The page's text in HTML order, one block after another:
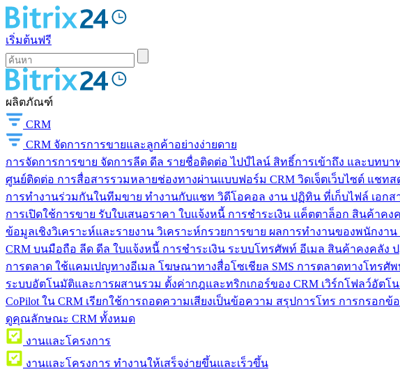
เริ่มต้นฟรี
ผลิตภัณฑ์
CRM
CRM จัดการการขายและลูกค้าอย่างง่ายดาย
การจัดการการขาย จัดการลีด ดีล รายชื่อติดต่อ ไปป์ไลน์ สิทธิ์การเข้าถึง และบทบา
ศูนย์ติดต่อ การสื่อสารรวมหลายช่องทางผ่านแบบฟอร์ม CRM วิดเจ็ตเว็บไซต์ แชทสด
การทำงานร่วมกันในทีมขาย ทำงานกับแชท วิดีโอคอล งาน ปฏิทิน ที่เก็บไฟล์ เอกส
การเปิดใช้การขาย รับใบเสนอราคา ใบแจ้งหนี้ การชำระเงิน แค็ตตาล็อก สินค้าคง
ข้อมูลเชิงวิเคราะห์และรายงาน วิเคราะห์กรวยการขาย ผลการทำงานของพนักงา
CRM บนมือถือ ลีด ดีล ใบแจ้งหนี้ การชำระเงิน ระบบโทรศัพท์ อีเมล สินค้าคงคลั
การตลาด ใช้แคมเปญทางอีเมล โฆษณาทางสื่อโซเชียล SMS การตลาดทางโทรศัพ
ระบบอัตโนมัติและการผสานรวม ตั้งค่ากฎและทริกเกอร์ของ CRM เวิร์กโฟลว์อัตโ
CoPilot ใน CRM เรียกใช้การถอดความเสียงเป็นข้อความ สรุปการโทร การกรอก
ดูคุณลักษณะ CRM ทั้งหมด
งานและโครงการ
งานและโครงการ ทำงานให้เสร็จง่ายขึ้นและเร็วขึ้น